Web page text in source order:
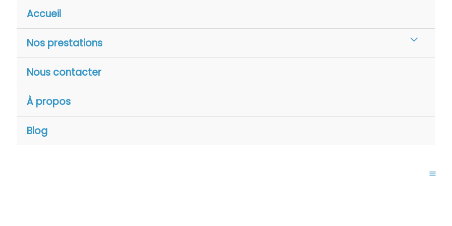
Accueil
Nos prestations
Nous contacter
À propos
Blog